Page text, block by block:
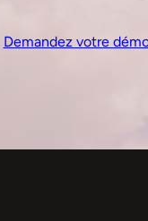
Demandez votre